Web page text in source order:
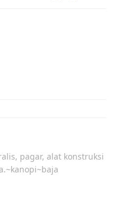
pagar, alat konstruksi